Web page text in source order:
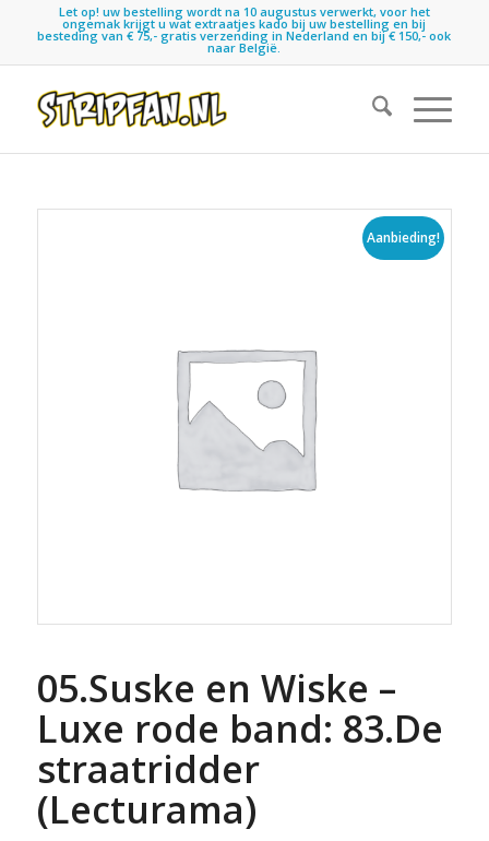
Let op! uw bestelling wordt na 10 augustus verwerkt, voor het
ongemak krijgt u wat extraatjes kado bij uw bestelling en bij
besteding van € 75,- gratis verzending in Nederland en bij € 150,- ook
naar België.
Aanbieding!
05.Suske en Wiske –
Luxe rode band: 83.De
straatridder
(Lecturama)